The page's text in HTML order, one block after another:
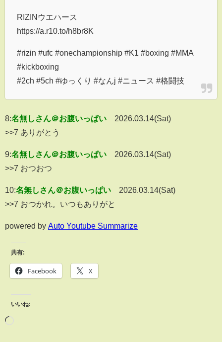
RIZINウエハース
https://a.r10.to/h8br8K
#rizin #ufc #onechampionship #K1 #boxing #MMA
#kickboxing
#2ch #5ch #ゆっくり #なんj #ニュース #格闘技
8:名無しさん＠お腹いっぱい
2026.03.14(Sat)
>>7 ありがとう
9:名無しさん＠お腹いっぱい
2026.03.14(Sat)
>>7 おつおつ
10:名無しさん＠お腹いっぱい
2026.03.14(Sat)
>>7 おつかれ。いつもありがと
powered by Auto Youtube Summarize
共有:
Facebook X
いいね: